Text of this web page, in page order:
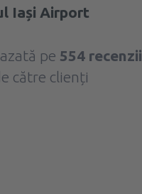
Iași Airport
pe 554 recenzii
către clienți